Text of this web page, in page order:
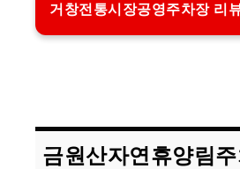
거창전통시장공영주차장 리
금원산자연휴양림